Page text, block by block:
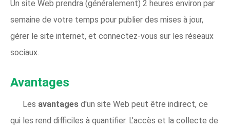
Un site Web prendra (généralement) 2 heures environ par
semaine de votre temps pour publier des mises à jour,
gérer le site internet, et connectez-vous sur les réseaux
sociaux.
Avantages
Les avantages d'un site Web peut être indirect, ce
qui les rend difficiles à quantifier. L'accès et la collecte de